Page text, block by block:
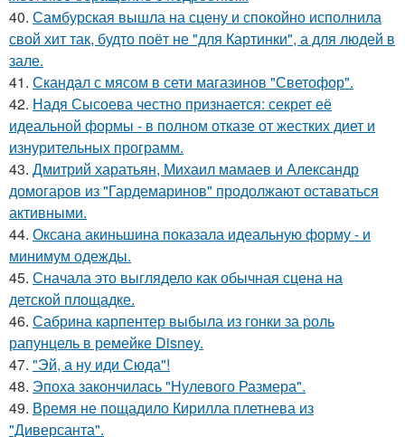
40. Самбурская вышла на сцену и спокойно исполнила
свой хит так, будто поёт не "для Картинки", а для людей в
зале.
41. Скандал с мясом в сети магазинов "Светофор".
42. Надя Сысоева честно признается: секрет её
идеальной формы - в полном отказе от жестких диет и
изнурительных программ.
43. Дмитрий харатьян, Михаил мамаев и Александр
домогаров из "Гардемаринов" продолжают оставаться
активными.
44. Оксана акиньшина показала идеальную форму - и
минимум одежды.
45. Сначала это выглядело как обычная сцена на
детской площадке.
46. Сабрина карпентер выбыла из гонки за роль
рапунцель в ремейке Disney.
47. "Эй, а ну иди Сюда"!
48. Эпоха закончилась "Нулевого Размера".
49. Время не пощадило Кирилла плетнева из
"Диверсанта".